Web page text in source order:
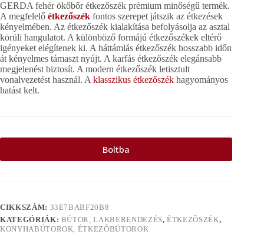
GERDA fehér ökőbőr étkezőszék prémium minőségű termék.
A megfelelő étkezőszék fontos szerepet játszik az étkezések
kényelmében. Az étkezőszék kialakítása befolyásolja az asztal
körüli hangulatot. A különböző formájú étkezőszékek eltérő
igényeket elégítenek ki. A háttámlás étkezőszék hosszabb időn
át kényelmes támaszt nyújt. A karfás étkezőszék elegánsabb
megjelenést biztosít. A modern étkezőszék letisztult
vonalvezetést használ. A klasszikus étkezőszék hagyományos
hatást kelt.
Boltba
CIKKSZÁM: 33E7BABF20B8
KATEGÓRIÁK: BÚTOR, LAKBERENDEZÉS,ÉTKEZÕSZÉK,
KONYHABÚTOROK, ÉTKEZÕBÚTOROK